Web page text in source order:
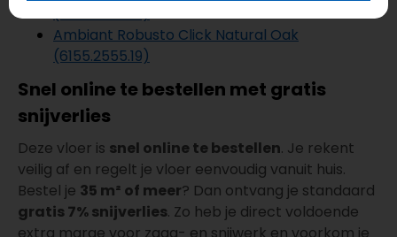
(6155.2556.19)
Ambiant Robusto Click Natural Oak
(6155.2555.19)
Snel online te bestellen met gratis
snijverlies
Deze vloer is snel online te bestellen. Je rekent
veilig af en regelt je vloer eenvoudig vanuit huis.
Bestel je 35 m² of meer? Dan ontvang je standaard
gratis 7% snijverlies. Zo heb je direct voldoende
extra marge voor zaag- en snijwerk en voorkom je